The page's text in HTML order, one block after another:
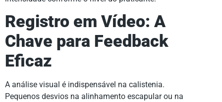
Registro em Vídeo: A
Chave para Feedback
Eficaz
A análise visual é indispensável na calistenia.
Pequenos desvios na alinhamento escapular ou na